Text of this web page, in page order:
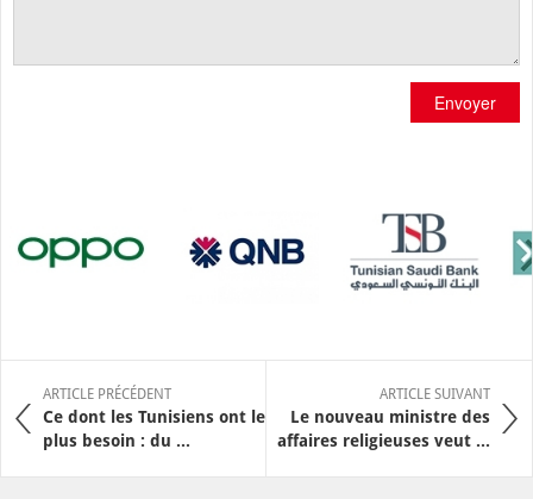
Envoyer
ARTICLE PRÉCÉDENT
Ce dont les Tunisiens ont le
plus besoin : du ...
ARTICLE SUIVANT
Le nouveau ministre des
affaires religieuses veut ...